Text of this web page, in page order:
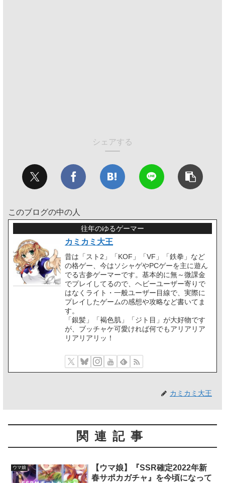
シェアする
このブログの中の人
往年のゆるゲーマー
カミカミ大王
昔は「スト2」「KOF」「VF」「鉄拳」など
の格ゲー、今はソシャゲやPCゲーを主に遊ん
でる古参ゲーマーです。基本的に無～微課金
でプレイしてるので、ヘビーユーザー寄りで
はなくライト・一般ユーザー目線で、実際に
プレイしたゲームの感想や攻略など書いてま
す。
「銀髪」「褐色肌」「ジト目」が大好物です
が、ブッチャケ可愛ければ何でもアリアリア
リアリアリッ！
カミカミ大王
関連記事
ウマ娘
【ウマ娘】『SSR確定2022年新
春サポカガチャ』を今頃になって